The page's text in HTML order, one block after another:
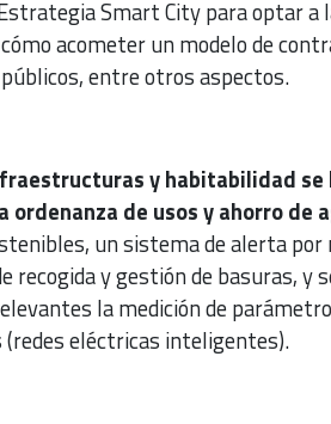
Smart City para optar a
acometer un modelo de
entre otros aspectos.
y habitabilidad se
de usos y ahorro de
un sistema de alerta por
y gestión de basuras, y
la medición de
eléctricas inteligentes).